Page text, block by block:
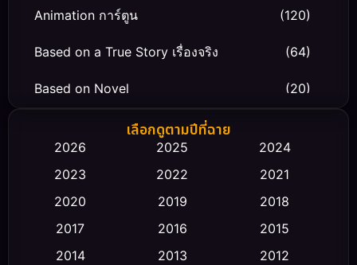
Animation การ์ตูน (120)
Based on a True Story เรื่องจริง (64)
Based on Novel (20)
Biography ชีวิตจริง
Classic หนังคลาสสิก (23)
Comedy ตลก (470)
เลือกดูตามปีที่ฉาย
2026 2025
2024
2023
2022
2021
2020
2019
2018
2017
2016
2015
2014
2013
2012